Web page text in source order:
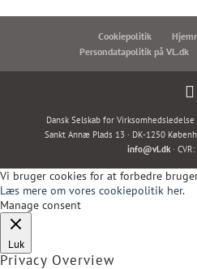
Cookiepolitik
Persondatapolitik på VL.dk
Dansk Selskab for
Sankt Annæ Plads 13 · DK-1250
info@vl.dk·
Vi bruger cookies for at forbedre
Læs mere om vores cookiepolitik her.
Manage consent
Luk
Privacy Overview